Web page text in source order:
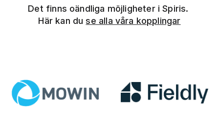
Det finns oändliga möjligheter i Spiris.
Här kan duse alla våra kopplingar